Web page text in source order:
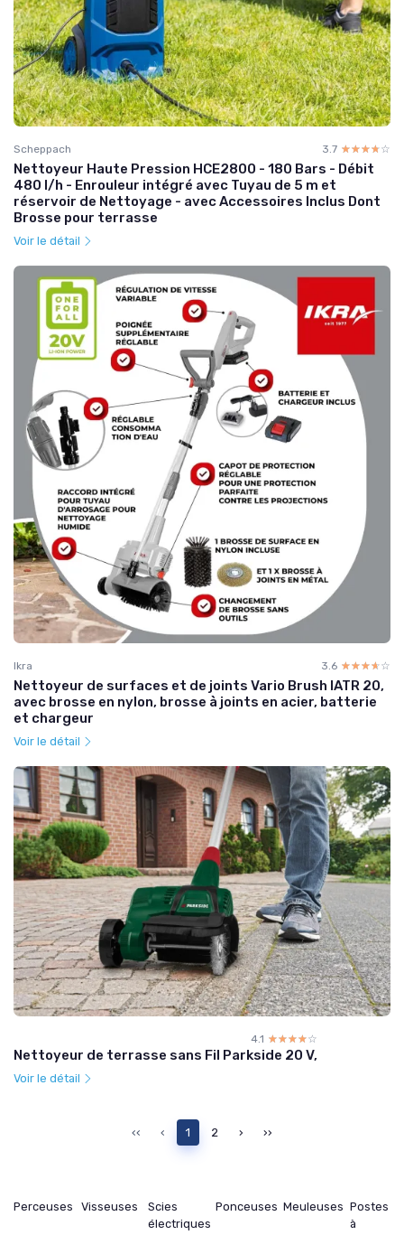
Scheppach 3.7 ☆☆☆☆☆
★★★★★
Nettoyeur Haute Pression HCE2800 - 180 Bars - Débit
480 l/h - Enrouleur intégré avec Tuyau de 5 m et
réservoir de Nettoyage - avec Accessoires Inclus Dont
Brosse pour terrasse
Voir le détail
Ikra 3.6 ☆☆☆☆☆
★★★★★
Nettoyeur de surfaces et de joints Vario Brush IATR 20,
avec brosse en nylon, brosse à joints en acier, batterie
et chargeur
Voir le détail
4.1 ☆☆☆☆☆
★★★★★
Nettoyeur de terrasse sans Fil Parkside 20 V,
Voir le détail
‹‹ ‹ 1 2 › ››
Perceuses Visseuses
Scies
électriques
Ponceuses Meuleuses Postes
à